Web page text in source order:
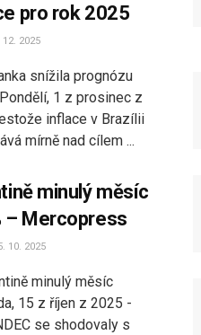
pro rok 2025
12. 2025
snížila prognózu
1 z prosinec z
inflace v Brazílii
mírně nad cílem ...
minulý měsíc
– Mercopress
10. 2025
minulý měsíc
15 z říjen z 2025 -
se shodovaly s